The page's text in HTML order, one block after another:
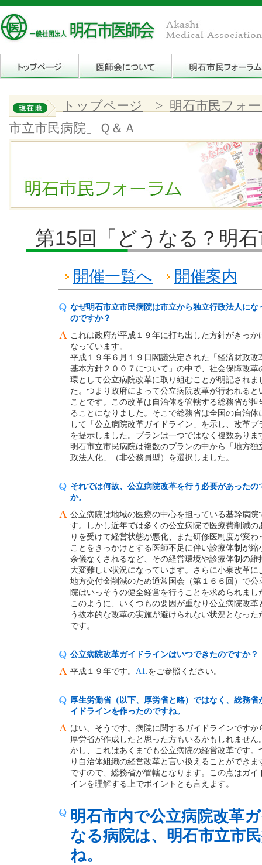
トップページ > 明石市民フォ
市立市民病院」Ｑ＆Ａ
第15回「どうなる？明
開催一覧へ 開催案内
なぜ明石市立市民病院は市立から独立行政法人にな
のですか？
これは政府が平成１９年に打ち出した方針がきっか
なっています。
平成１９年６月１９日閣議決定された「経済財政改
基本方針２００７について」の中で、社会保障改革
環として公立病院改革に取り組むことが明記されま
た。つまり政府によって公立病院改革が行われると
ことです。この改革は自治体を管轄する総務省が担
ることになりました。そこで総務省は全国の自治体
して「公立病院改革ガイドライン」を示し、改革プ
を提示しました。プランは一つではなく複数ありま
明石市立市民病院は複数のプランの中から「地方独
政法人化」（非公務員型）を選択しました。
それでは何故、公立病院改革を行う必要があったの
か。
公立病院は地域の医療の中心を担っている基幹病院
す。しかし近年では多くの公立病院で医療費削減の
りを受けて経営状態が悪化、また研修医制度が変わ
ことをきっかけとする医師不足に伴い診療体制が縮
余儀なくされるなど、その経営環境や診療体制の維
大変難しい状況になっています。さらに小泉改革に
地方交付金削減のため通常国会（第１６６回）で公
院はいっそうの健全経営を行うことを求められまし
このように、いくつもの要因が重なり公立病院改革
う抜本的な改革の実施が避けられない状況となった
です。
公立病院改革ガイドラインはいつできたのですか？
平成１９年です。 A1.をご参照ください。
厚生労働省（以下、厚労省と略）ではなく、総務省
イドラインを作ったのですね。
はい、そうです。病院に関するガイドラインですか
厚労省が作成したと思った方もいるかもしれません
かし、これはあくまでも公立病院の経営改革です。
り自治体組織の経営改革と言い換えることができま
ですので、総務省が管轄となります。この点はガイ
インを理解する上でポイントとも言えます。
明石市内で公立病院改革
なる病院は、明石市立市
ね。